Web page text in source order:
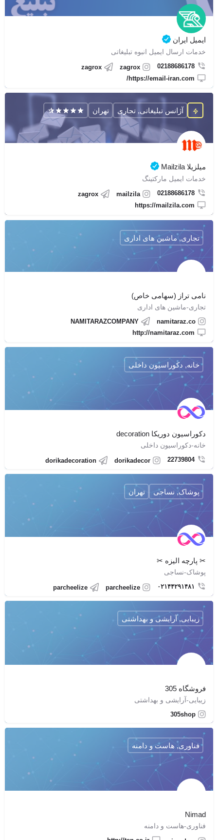
ایمیل ایران
خدمات ارسال ایمیل انبوه تبلیغاتی
02188686178
zagrox
zagrox
https://email-iran.com/
میلزیلا Mailzila
خدمات ایمیل مارکتینگ
02188686178
mailzila
zagrox
https://mailzila.com
آژانس تبلیغاتی, تجاری تهران
نامی تراز (سهامی خاص)
تجاری-ماشین های اداری
namitaraz.co
NAMITARAZCOMPANY
http://namitaraz.com
تجاری, ماشین های اداری
دکوراسیون دوریکا decoration
خانه-دکوراسیون داخلی
22739804
dorikadecor
dorikadecoration
خانه, دکوراسیون داخلی
✂ پارچه اليزه ✂
پوشاک-نساجی
۰۲۱۴۴۲۹۱۴۸۱ parcheelize
parcheelize
پوشاک, نساجی تهران
فروشگاه 305
زیبایی-آرایشی و بهداشتی
305shop
زیبایی, آرایشی و بهداشتی
Nimad
فناوری-هاست و دامنه
فناوری, هاست و دامنه